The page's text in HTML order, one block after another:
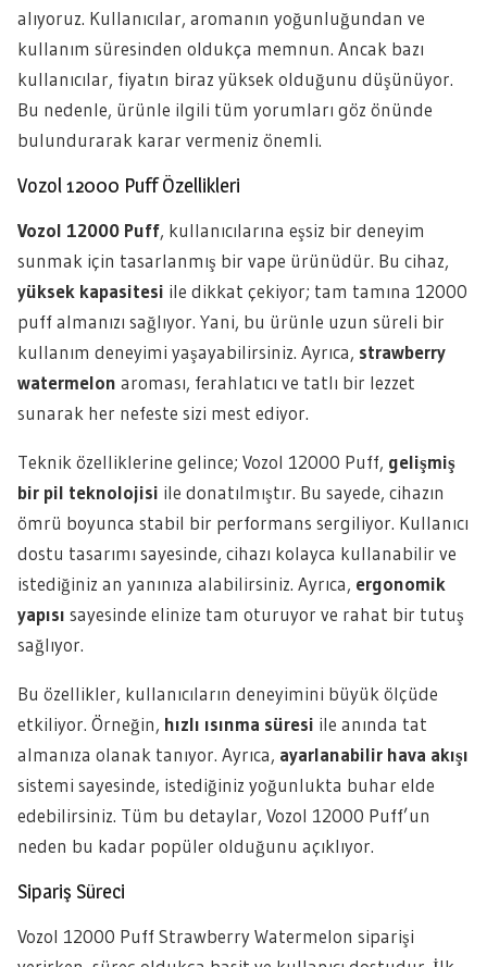
alıyoruz. Kullanıcılar, aromanın yoğunluğundan ve
kullanım süresinden oldukça memnun. Ancak bazı
kullanıcılar, fiyatın biraz yüksek olduğunu düşünüyor.
Bu nedenle, ürünle ilgili tüm yorumları göz önünde
bulundurarak karar vermeniz önemli.
Vozol 12000 Puff Özellikleri
Vozol 12000 Puff, kullanıcılarına eşsiz bir deneyim
sunmak için tasarlanmış bir vape ürünüdür. Bu cihaz,
yüksek kapasitesi ile dikkat çekiyor; tam tamına 12000
puff almanızı sağlıyor. Yani, bu ürünle uzun süreli bir
kullanım deneyimi yaşayabilirsiniz. Ayrıca, strawberry
watermelon aroması, ferahlatıcı ve tatlı bir lezzet
sunarak her nefeste sizi mest ediyor.
Teknik özelliklerine gelince; Vozol 12000 Puff, gelişmiş
bir pil teknolojisi ile donatılmıştır. Bu sayede, cihazın
ömrü boyunca stabil bir performans sergiliyor. Kullanıcı
dostu tasarımı sayesinde, cihazı kolayca kullanabilir ve
istediğiniz an yanınıza alabilirsiniz. Ayrıca, ergonomik
yapısı sayesinde elinize tam oturuyor ve rahat bir tutuş
sağlıyor.
Bu özellikler, kullanıcıların deneyimini büyük ölçüde
etkiliyor. Örneğin, hızlı ısınma süresi ile anında tat
almanıza olanak tanıyor. Ayrıca, ayarlanabilir hava akışı
sistemi sayesinde, istediğiniz yoğunlukta buhar elde
edebilirsiniz. Tüm bu detaylar, Vozol 12000 Puff’un
neden bu kadar popüler olduğunu açıklıyor.
Sipariş Süreci
Vozol 12000 Puff Strawberry Watermelon siparişi